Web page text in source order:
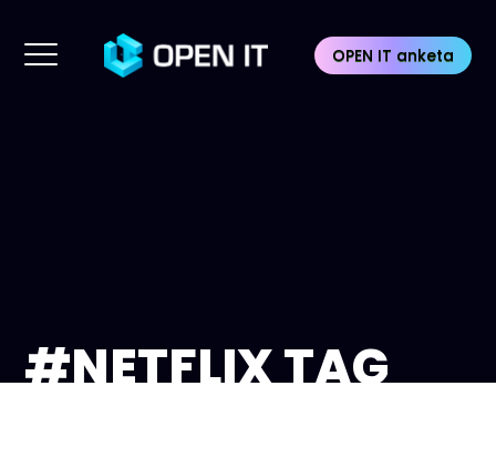
OPEN IT anketa
#NETFLIX TAG